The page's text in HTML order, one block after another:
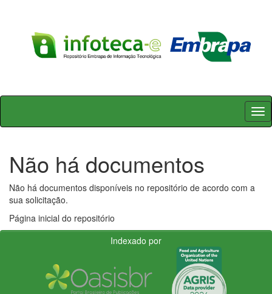
Skip
Não há documentos
Não há documentos disponíveis no repositório de acordo com a
sua solicitação.
Página inicial do repositório
Indexado por